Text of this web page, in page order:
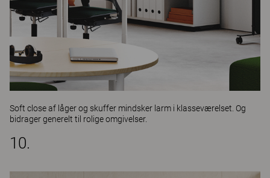
Soft close af låger og skuffer mindsker larm i klasseværelset. Og
bidrager generelt til rolige omgivelser.
10.